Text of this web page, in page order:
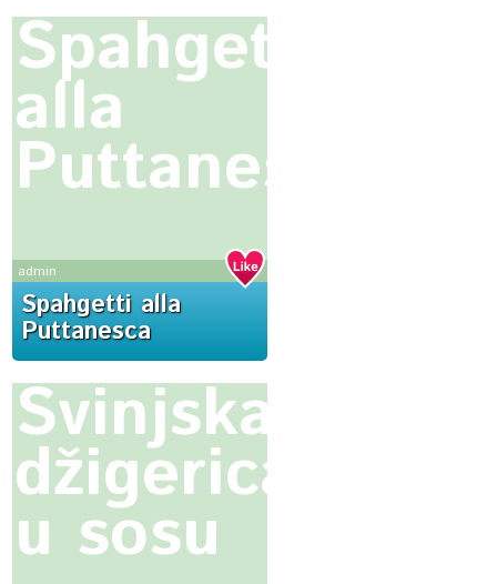
Spahgetti
alla
Puttanesca
admin
Spahgetti alla
Puttanesca
Svinjska
džigerica
u sosu